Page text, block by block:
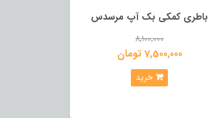
باطری کمکی بک آپ مرسدس
8,100,000
7,500,000 تومان
خرید